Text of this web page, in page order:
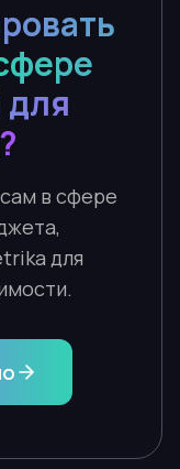
в сфере
для